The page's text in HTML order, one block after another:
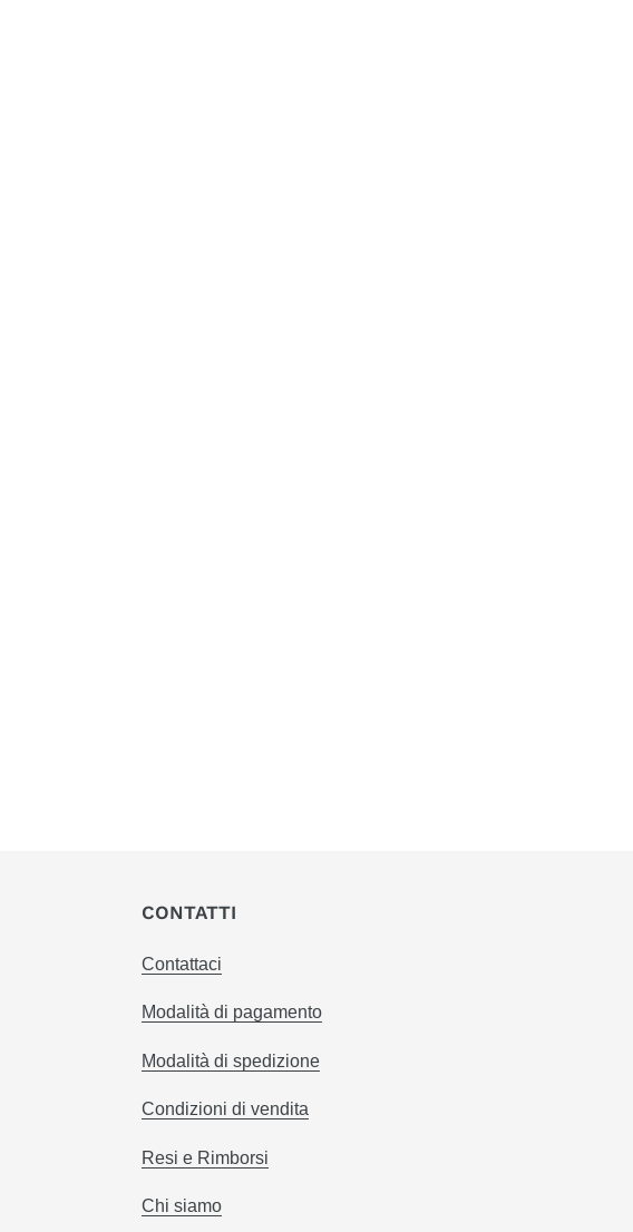
CONTATTI
Contattaci
Modalità di pagamento
Modalità di spedizione
Condizioni di vendita
Resi e Rimborsi
Chi siamo